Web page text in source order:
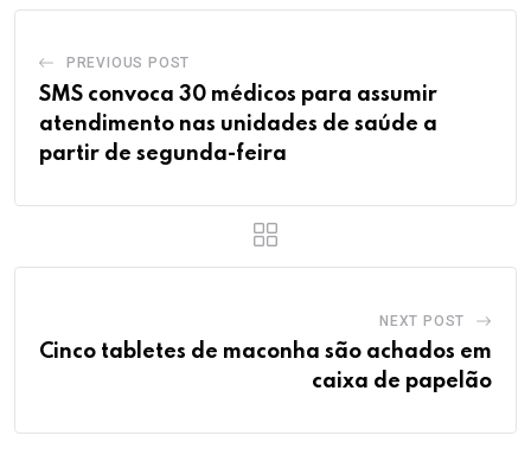
PREVIOUS POST
SMS convoca 30 médicos para assumir
atendimento nas unidades de saúde a
partir de segunda-feira
NEXT POST
Cinco tabletes de maconha são achados em
caixa de papelão